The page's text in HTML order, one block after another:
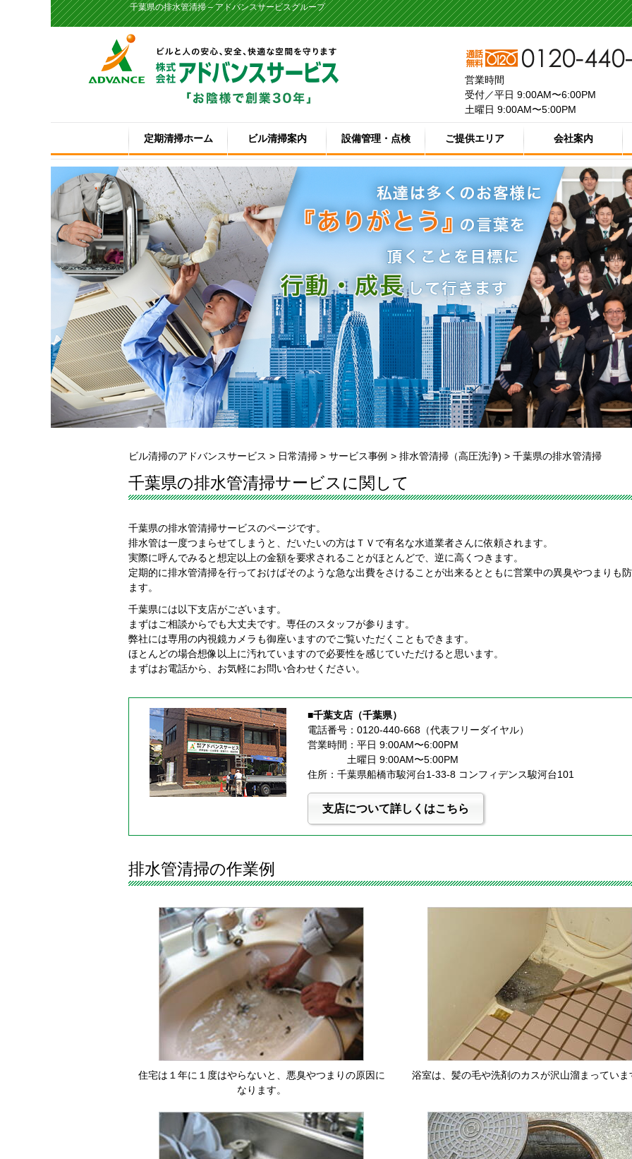
千葉県の排水管清掃 – アドバンスサービスグループ
営業時間
受付／平日 9:00AM〜6:00PM
土曜日 9:00AM〜5:00PM
定期清掃ホーム ビル清掃案内 設備管理・点検 ご提供エリア 会社案内
ビル清掃のアドバンスサービス > 日常清掃 > サービス事例 > 排水管清掃（高圧洗浄) > 千葉県の排水管清掃
千葉県の排水管清掃サービスに関して
千葉県の排水管清掃サービスのページです。
排水管は一度つまらせてしまうと、だいたいの方はＴＶで有名な水道業者さんに依頼されます。
実際に呼んでみると想定以上の金額を要求されることがほとんどで、逆に高くつきます。
定期的に排水管清掃を行っておけばそのような急な出費をさけることが出来るとともに営業中の異臭やつまりも
ます。
千葉県には以下支店がございます。
まずはご相談からでも大丈夫です。専任のスタッフが参ります。
弊社には専用の内視鏡カメラも御座いますのでご覧いただくこともできます。
ほとんどの場合想像以上に汚れていますので必要性を感じていただけると思います。
まずはお電話から、お気軽にお問い合わせください。
■千葉支店（千葉県）
電話番号：0120-440-668（代表フリーダイヤル）
営業時間：平日 9:00AM〜6:00PM
              土曜日 9:00AM〜5:00PM
住所：千葉県船橋市駿河台1-33-8 コンフィデンス駿河台101
支店について詳しくはこちら
排水管清掃の作業例
住宅は１年に１度はやらないと、悪臭やつまりの原因に
なります。
浴室は、髪の毛や洗剤のカスが沢山溜まっていま